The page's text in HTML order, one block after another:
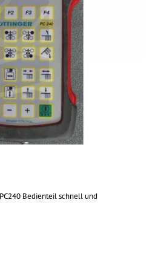
Bedienteil schnell und